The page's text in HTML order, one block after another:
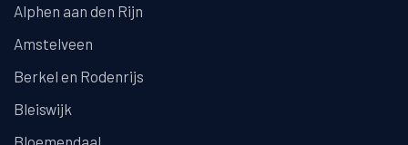
Alphen aan den Rijn
Amstelveen
Berkel en Rodenrijs
Bleiswijk
Bloemendaal